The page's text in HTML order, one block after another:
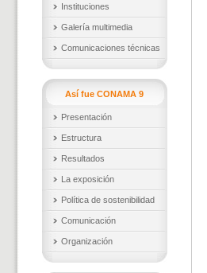
Instituciones
Galería multimedia
Comunicaciones técnicas
Así fue CONAMA 9
Presentación
Estructura
Resultados
La exposición
Política de sostenibilidad
Comunicación
Organización